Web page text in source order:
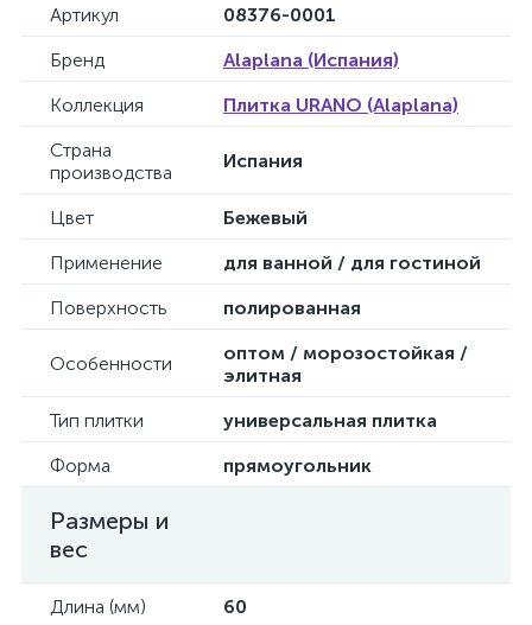
Артикул
08376-0001
Бренд
Alaplana (Испания)
Коллекция
Плитка URANO (Alaplana)
Страна
производства
Испания
Цвет
Бежевый
Применение
для ванной / для гостиной
Поверхность
полированная
Особенности
оптом / морозостойкая /
элитная
Тип плитки
универсальная плитка
Форма
прямоугольник
Размеры и
вес
Длина (мм) 60